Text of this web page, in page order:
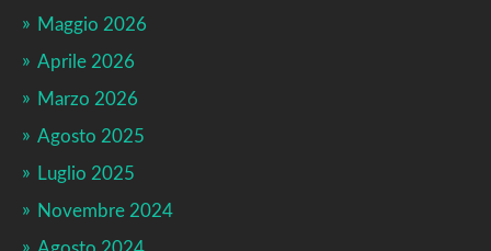
Maggio 2026
Aprile 2026
Marzo 2026
Agosto 2025
Luglio 2025
Novembre 2024